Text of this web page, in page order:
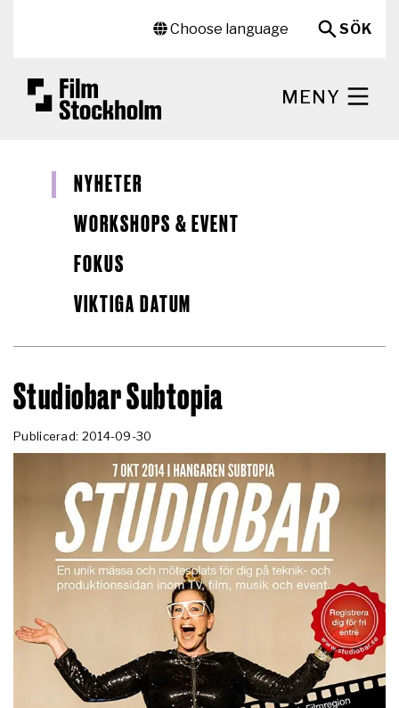
Choose language
SÖK
MENY
NYHETER
WORKSHOPS & EVENT
FOKUS
VIKTIGA DATUM
Studiobar Subtopia
Publicerad: 2014-09-30